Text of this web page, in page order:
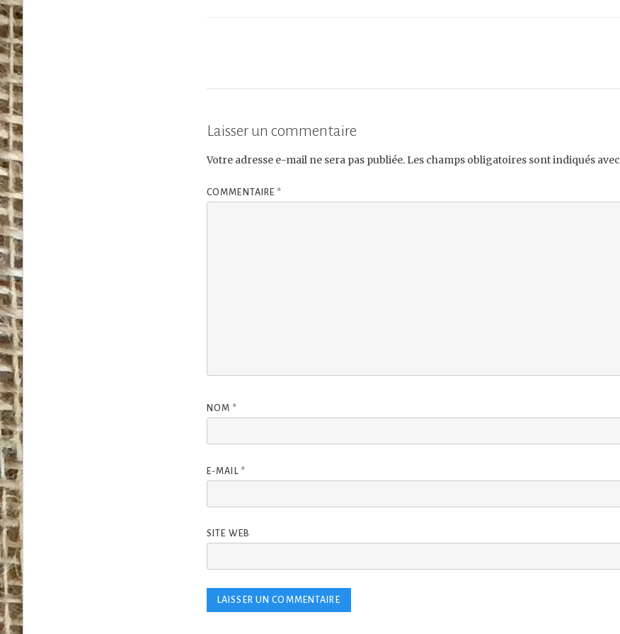
Laisser un commentaire
Votre adresse e-mail ne sera pas publiée. Les champs obligatoires sont indiqués avec
COMMENTAIRE *
NOM *
E-MAIL *
SITE WEB